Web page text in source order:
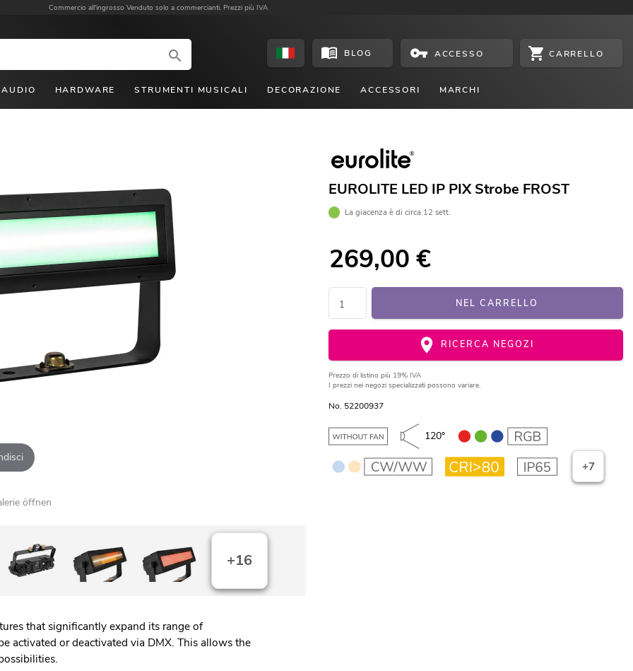
Commercio all'ingrosso Venduto solo a commercianti. Prezzi più IVA
BLOG ACCESSO CARRELLO
AUDIO HARDWARE STRUMENTI MUSICALI DECORAZIONE ACCESSORI MARCHI
öffnen
+16
EUROLITE LED IP PIX Strobe FROST
La giacenza è di circa 12 sett.
269,00 €
NEL CARRELLO
RICERCA NEGOZI
Prezzo di listino più 19% IVA
I prezzi nei negozi specializzati possono variare.
No. 52200937
120°
+7
that significantly expand its range of
activated or deactivated via DMX. This allows the